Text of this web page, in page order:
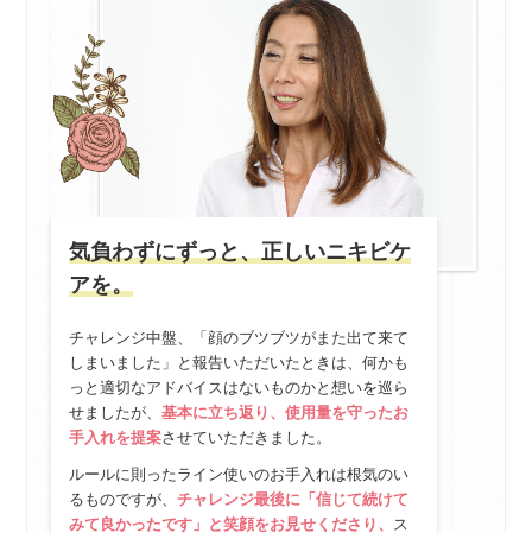
気負わずにずっと、正しいニキビケ
アを。
チャレンジ中盤、「顔のブツブツがまた出て来て
しまいました」と報告いただいたときは、何かも
っと適切なアドバイスはないものかと想いを巡ら
せましたが、基本に立ち返り、使用量を守ったお
手入れを提案させていただきました。
ルールに則ったライン使いのお手入れは根気のい
るものですが、チャレンジ最後に「信じて続けて
みて良かったです」と笑顔をお見せくださり、 ス